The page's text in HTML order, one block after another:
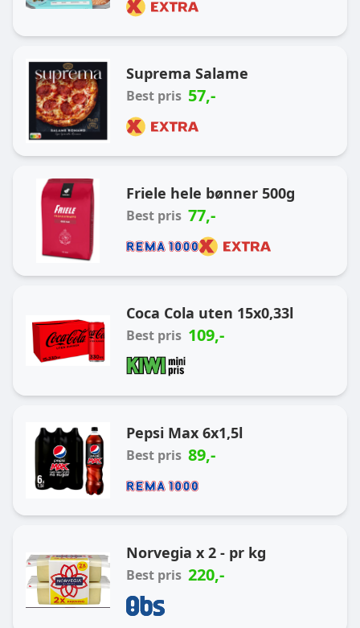
Suprema Salame
Best pris 57,-
Friele hele bønner 500g
Best pris 77,-
Coca Cola uten 15x0,33l
Best pris 109,-
Pepsi Max 6x1,5l
Best pris 89,-
Norvegia x 2 - pr kg
Best pris 220,-